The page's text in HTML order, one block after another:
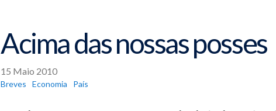
Acima das nossas posses
15 Maio 2010
Breves Economia País